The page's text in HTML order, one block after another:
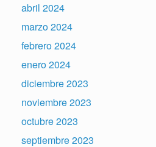
abril 2024
marzo 2024
febrero 2024
enero 2024
diciembre 2023
noviembre 2023
octubre 2023
septiembre 2023